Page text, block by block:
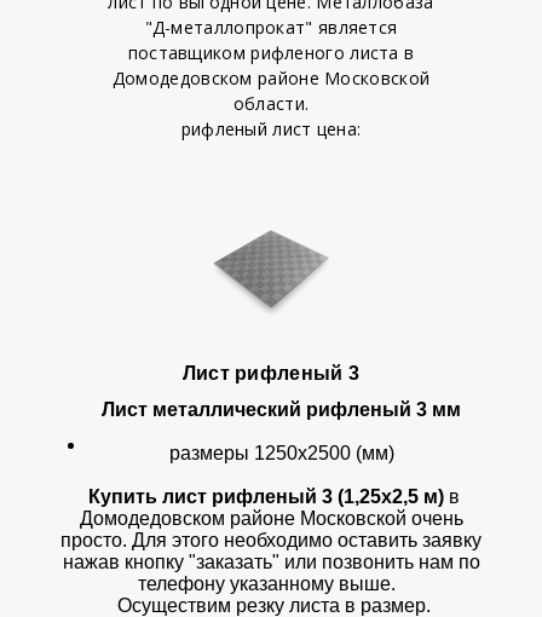
"Д-металлопрокат" является
поставщиком рифленого листа в
Домодедовском районе Московской
области.
рифленый лист цена:
Лист рифленый 3
Лист металлический рифленый 3 мм
размеры 1250х2500 (мм)
Купить лист рифленый 3 (1,25х2,5 м)в
Домодедовском районе Московской очень
просто. Для этого необходимо оставить заявку
нажав кнопку "заказать" или позвонить нам по
телефону указанному выше.
Осуществим резку листа в размер.